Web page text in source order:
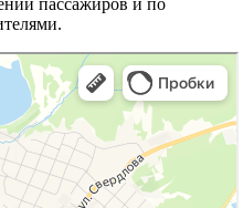
пассажиров и по